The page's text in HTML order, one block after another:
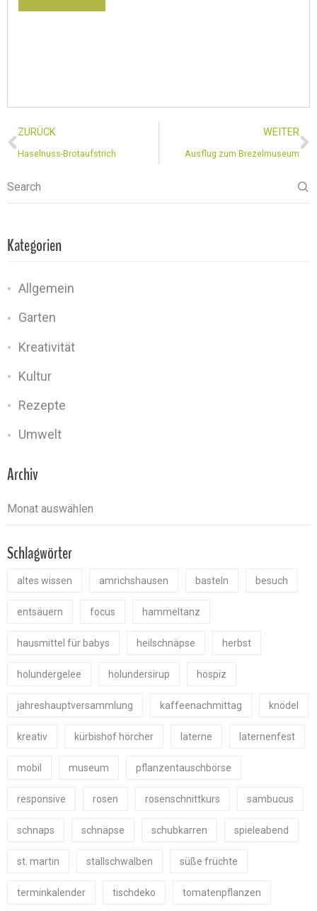
ZURÜCK
Haselnuss-Brotaufstrich
WEITER
Ausflug zum Brezelmuseum
Search
Kategorien
Allgemein
Garten
Kreativität
Kultur
Rezepte
Umwelt
Archiv
Schlagwörter
altes wissen amrichshausen basteln besuch
entsäuern focus hammeltanz
hausmittel für babys heilschnäpse herbst
holundergelee holundersirup hospiz
jahreshauptversammlung kaffeenachmittag knödel
kreativ kürbishof hörcher laterne laternenfest
mobil museum pflanzentauschbörse
responsive rosen rosenschnittkurs sambucus
schnaps schnäpse schubkarren spieleabend
st. martin stallschwalben süße früchte
terminkalender tischdeko tomatenpflanzen